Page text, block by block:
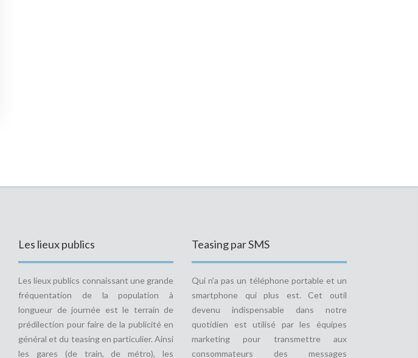
Les lieux publics
Les lieux publics connaissant une grande
fréquentation de la population à
longueur de journée est le terrain de
prédilection pour faire de la publicité en
général et du teasing en particulier. Ainsi
les gares (de train, de métro), les
Teasing par SMS
Qui n’a pas un téléphone portable et un
smartphone qui plus est. Cet outil
devenu indispensable dans notre
quotidien est utilisé par les équipes
marketing pour transmettre aux
consommateurs des messages